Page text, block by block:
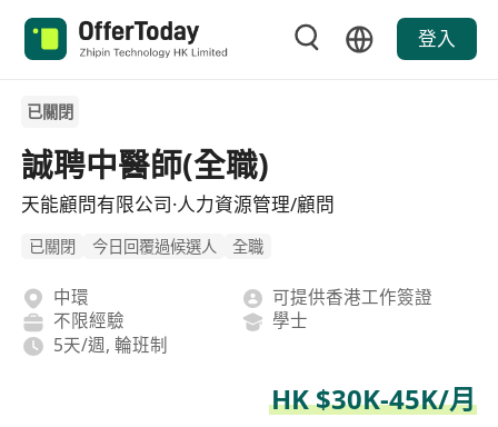
登入
已關閉
誠聘中醫師(全職)
天能顧問有限公司·人力資源管理/顧問
已關閉 今日回覆過候選人 全職
中環
可提供香港工作簽證
不限經驗
學士
5天/週, 輪班制
HK $30K-45K/月